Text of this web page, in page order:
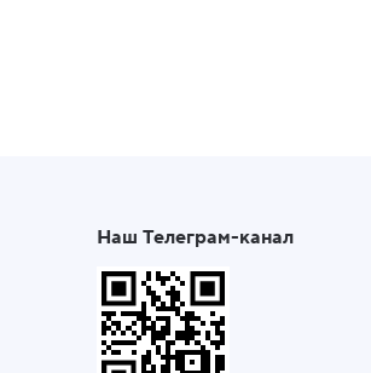
Наш Телеграм-канал